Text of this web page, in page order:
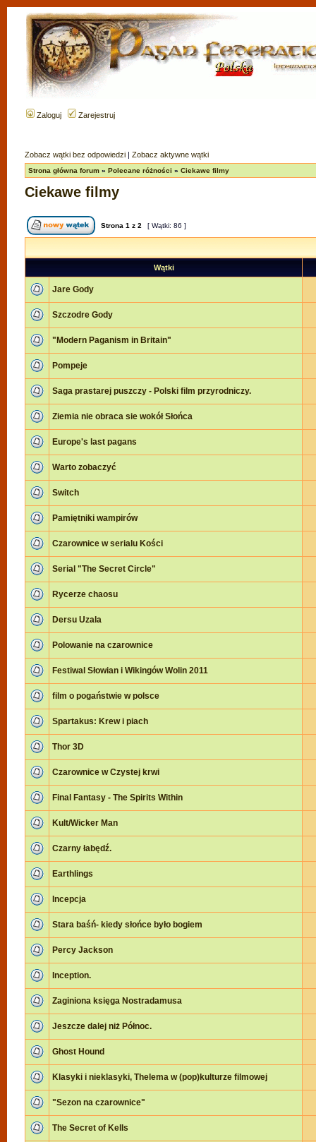
Zaloguj Zarejestruj
Zobacz wątki bez odpowiedzi | Zobacz aktywne wątki
Strona główna forum » Polecane różności » Ciekawe filmy
Ciekawe filmy
Strona 1 z 2 [ Wątki: 86 ]
Wątki
Jare Gody
Szczodre Gody
"Modern Paganism in Britain"
Pompeje
Saga prastarej puszczy - Polski film przyrodniczy.
Ziemia nie obraca sie wokół Słońca
Europe's last pagans
Warto zobaczyć
Switch
Pamiętniki wampirów
Czarownice w serialu Kości
Serial "The Secret Circle"
Rycerze chaosu
Dersu Uzala
Polowanie na czarownice
Festiwal Słowian i Wikingów Wolin 2011
film o pogaństwie w polsce
Spartakus: Krew i piach
Thor 3D
Czarownice w Czystej krwi
Final Fantasy - The Spirits Within
Kult/Wicker Man
Czarny łabędź.
Earthlings
Incepcja
Stara baśń- kiedy słońce było bogiem
Percy Jackson
Inception.
Zaginiona księga Nostradamusa
Jeszcze dalej niż Północ.
Ghost Hound
Klasyki i nieklasyki, Thelema w (pop)kulturze filmowej
"Sezon na czarownice"
The Secret of Kells